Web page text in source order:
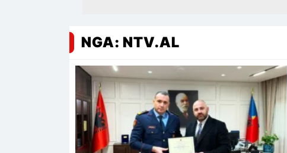
NGA: NTV.AL